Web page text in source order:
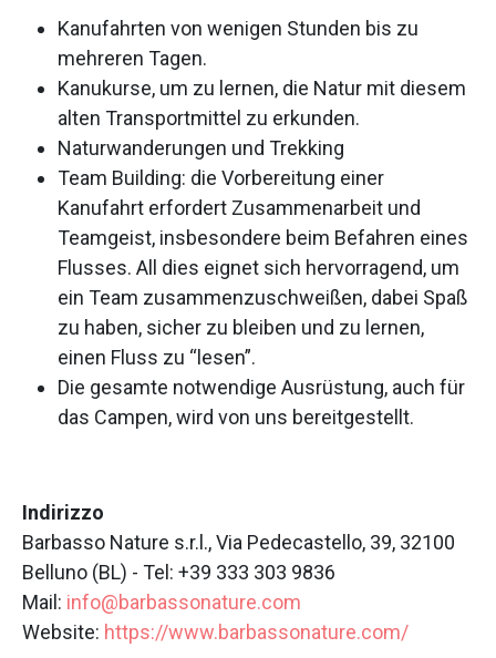
Kanufahrten von wenigen Stunden bis zu
mehreren Tagen.
Kanukurse, um zu lernen, die Natur mit diesem
alten Transportmittel zu erkunden.
Naturwanderungen und Trekking
Team Building: die Vorbereitung einer
Kanufahrt erfordert Zusammenarbeit und
Teamgeist, insbesondere beim Befahren eines
Flusses. All dies eignet sich hervorragend, um
ein Team zusammenzuschweißen, dabei Spaß
zu haben, sicher zu bleiben und zu lernen,
einen Fluss zu “lesen”.
Die gesamte notwendige Ausrüstung, auch für
das Campen, wird von uns bereitgestellt.
Indirizzo
Barbasso Nature s.r.l., Via Pedecastello, 39, 32100
Belluno (BL) - Tel: +39 333 303 9836
Mail: info@barbassonature.com
Website: https://www.barbassonature.com/